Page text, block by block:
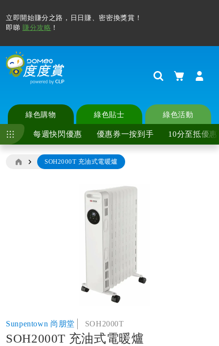
立即開始賺分之路，日日賺、密密換獎賞！
即睇 賺分攻略 ！
Search購物車
綠色購物
每週快閃優惠 優惠券一按到手 10分至抵優惠
綠色貼士 綠色活動
SOH2000T 充油式電暖爐
to
the
Sunpentown 尚朋堂 SOH2000T
SOH2000T 充油式電暖爐